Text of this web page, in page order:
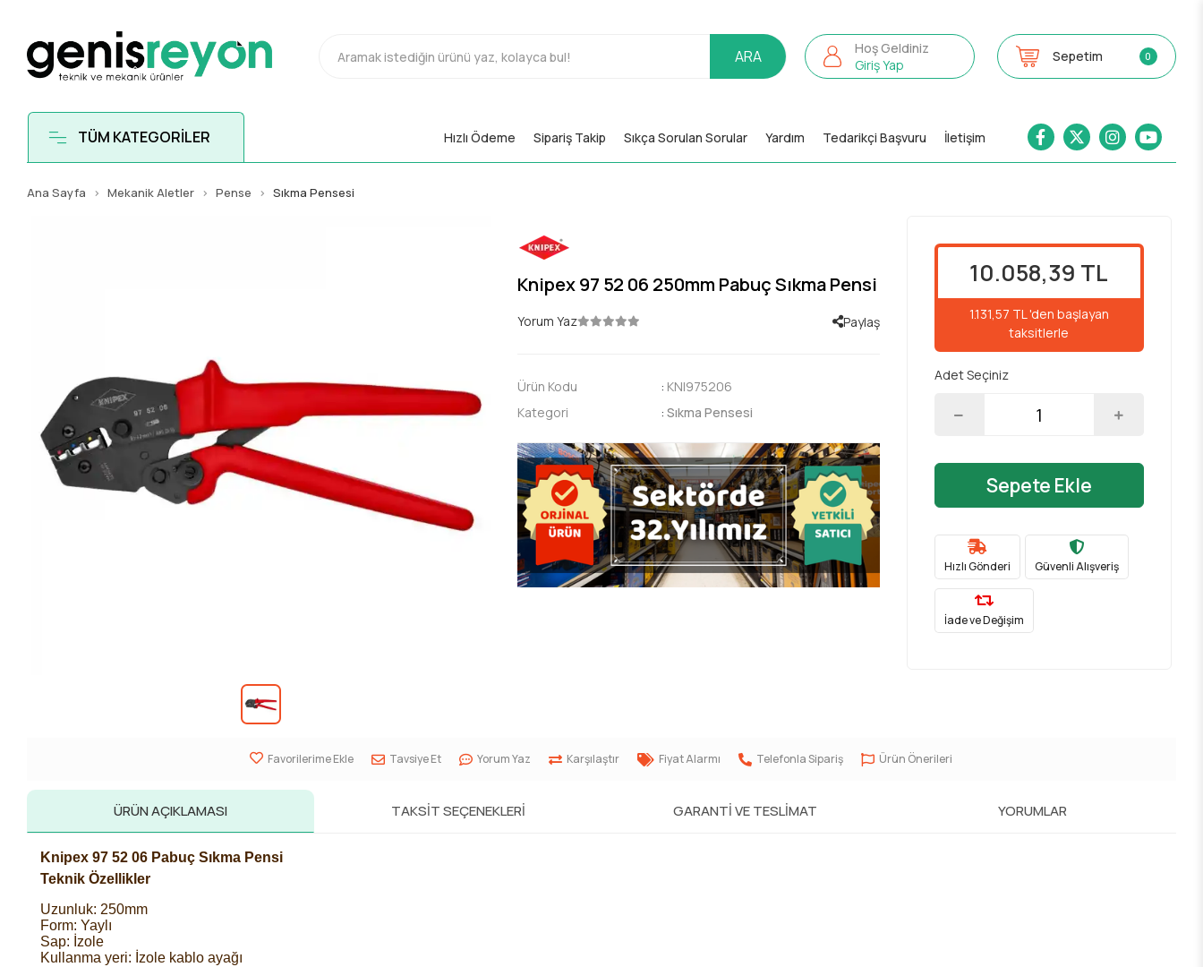
ARA
Hoş Geldiniz
Giriş Yap
Sepetim 0
TÜM KATEGORİLER Hızlı Ödeme Sipariş Takip Sıkça Sorulan Sorular Yardım Tedarikçi Başvuru İletişim
Ana Sayfa Mekanik Aletler Pense Sıkma Pensesi
Knipex 97 52 06 250mm Pabuç Sıkma Pensi
Yorum Yaz Paylaş
Ürün Kodu : KNI975206
Kategori
:Sıkma Pensesi
10.058,39 TL
1.131,57 TL 'den başlayan
taksitlerle
Adet Seçiniz
Sepete Ekle
Hızlı Gönderi Güvenli Alışveriş
İade ve Değişim
Favorilerime Ekle Tavsiye Et Yorum Yaz Karşılaştır Fiyat Alarmı Telefonla Sipariş Ürün Önerileri
ÜRÜN AÇIKLAMASI TAKSIT SEÇENEKLERI GARANTI VE TESLIMAT YORUMLAR
Knipex 97 52 06 Pabuç Sıkma Pensi
Teknik Özellikler
Uzunluk: 250mm
Form: Yaylı
Sap: İzole
Kullanma yeri: İzole kablo ayağı